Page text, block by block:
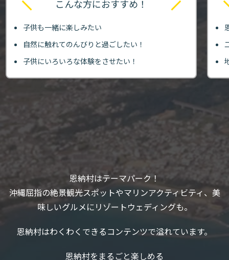
恩納村はテーマパーク！
沖縄屈指の絶景観光スポットやマリンアクティビティ、美
味しいグルメにリゾートウェディングも。
恩納村はわくわくできるコンテンツで溢れています。
恩納村をまるごと楽しめる
こんな方におすすめ！
子供も一緒に楽しみたい
自然に触れてのんびりと過ごしたい！
子供にいろいろな体験をさせたい！